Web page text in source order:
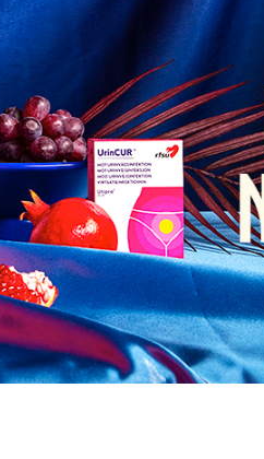
olla, valita ja nauttia kunnioitetaan.
ja ihmisoikeuksien puolesta.